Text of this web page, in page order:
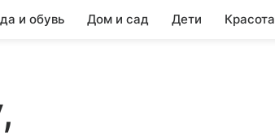
и обувь Дом и сад Дети Красота